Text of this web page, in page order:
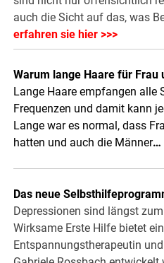
auch die Sicht auf das, was
erfahren sie hier >>>
Warum lange Haare für Frau
Lange Haare empfangen alle
Frequenzen und damit kann
Lange war es normal, dass
hatten und auch die Männer…
Das neue
Depressionen sind längst
Wirksame Erste Hilfe bietet
Entspannungstherapeutin